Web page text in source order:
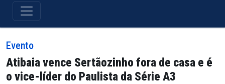
Evento
Atibaia vence Sertãozinho fora de casa e é
o vice-líder do Paulista da Série A3